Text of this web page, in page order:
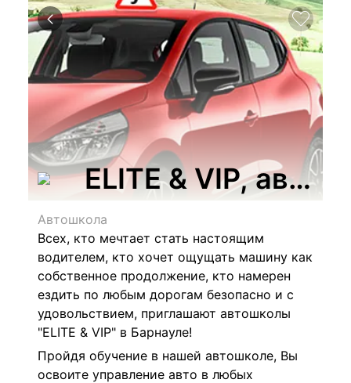
ELITE & VIP,
Автошкола
Всех, кто мечтает стать настоящим
водителем, кто хочет ощущать машину как
собственное продолжение, кто намерен
ездить по любым дорогам безопасно и с
удовольствием, приглашают автошколы
"ELITE & VIP" в Барнауле!
Пройдя обучение в нашей автошколе, Вы
освоите управление авто в любых